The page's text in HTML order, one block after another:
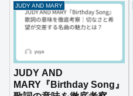
JUDY AND MARY
JUDY AND
MARY『Birthday Song』